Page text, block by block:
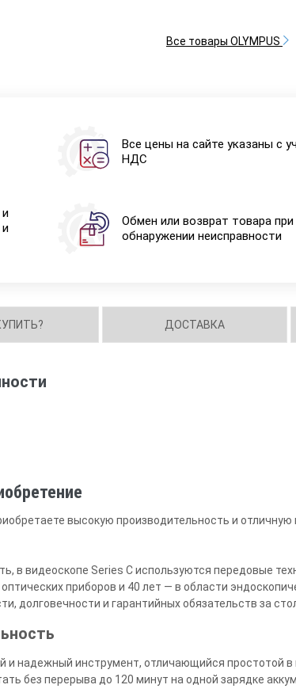
Все товары OLYMPUS
Все цены на сайте указаны с
НДС
Обмен или возврат товара при
обнаружении неисправности
ДОСТАВКА
высокую производительность и
в видеоскопе Series C используются передовые
приборов и 40 лет — в области
долговечности и гарантийных обязательств за
надежный инструмент, отличающийся простотой в
без перерыва до 120 минут на одной зарядке